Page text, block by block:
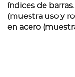
índices de
(muestra uso y
en acero